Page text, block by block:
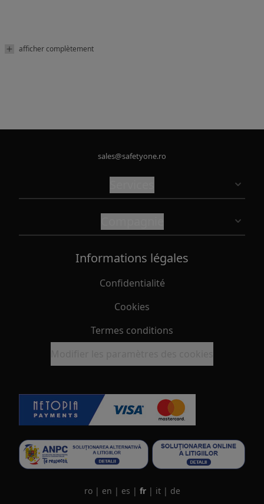
afficher complètement
sales@safetyone.ro
Informations légales
Confidentialité
Cookies
Termes conditions
ro | en | es | fr | it | de